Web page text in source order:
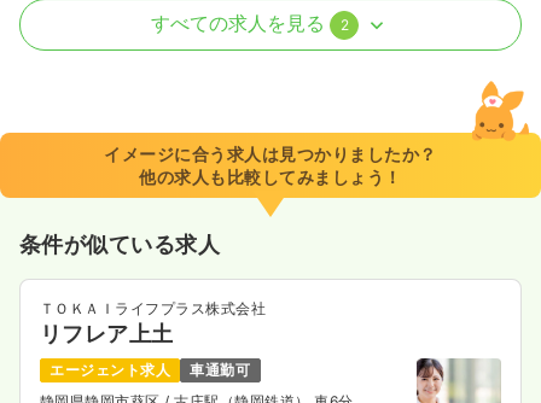
外来 正・准看護師
8:30～17:30（休憩60分）
日祝休み
年間休日120日 4週8休以上
ブランク可
日勤のみ（パート） 一時募集休止
すべての求人を見る 2
イメージに合う求人は見つかりましたか？
他の求人も比較してみましょう！
条件が似ている求人
ＴＯＫＡＩライフプラス株式会社
リフレア上土
エージェント求人
車通勤可